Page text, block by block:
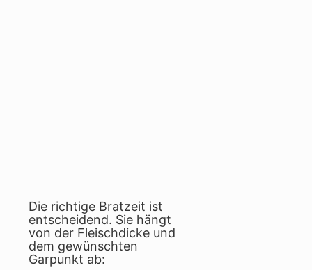
Die richtige Bratzeit ist
entscheidend. Sie hängt
von der Fleischdicke und
dem gewünschten
Garpunkt ab: